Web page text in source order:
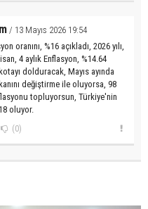
/ 13 Mayıs 2026 19:54
oranını, %16 açıkladı, 2026 yılı,
4 aylık Enflasyon, %14.64
dolduracak, Mayıs ayında
değiştirme ile oluyorsa, 98
topluyorsun, Türkiye'nin
oluyor.
(0)